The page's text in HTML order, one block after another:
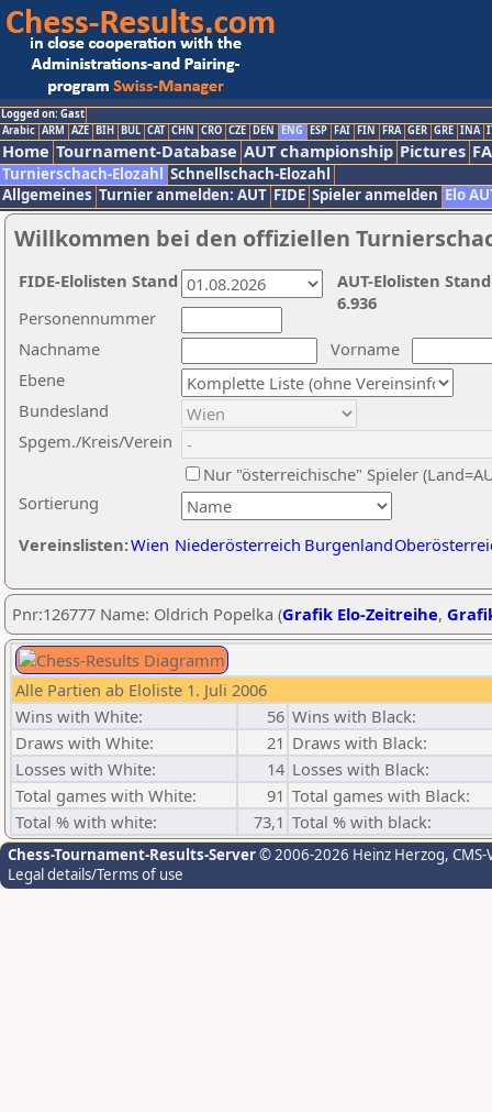
Logged on: Gast
Arabic ARM AZE BIH BUL CAT CHN CRO CZE DEN ENG ESP FAI FIN FRA GER GRE INA
Home Tournament-Database AUT championship Pictures
Turnierschach-Elozahl Schnellschach-Elozahl
Allgemeines Turnier anmelden: AUT FIDE Spieler anmelden Elo
Willkommen bei den offiziellen
Nachname
Vorname
Ebene
Sortierung
Personennummer
Bundesland
Spgem./Kreis/Verein
Nur "österreichische" Spieler
Vereinslisten:Wien Niederösterreich Burgenland
AUT-Elolisten
6.936
FIDE-Elolisten Stand
Pnr:126777 Name: Oldrich Popelka (Grafik Elo-Zeitreihe,
Alle Partien ab Eloliste 1. Juli 2006
Wins with White:
56 Wins with Black:
Draws with White:
21 Draws with Black:
Losses with White:
14 Losses with Black:
Total games with White:
91 Total games with Black:
Total % with white:
73,1 Total % with black:
Chess-Tournament-Results-Server© 2006-2026 Heinz Herzog,
Legal details/Terms of use